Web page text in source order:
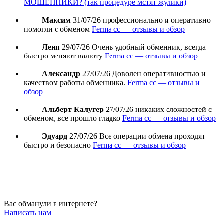
МОШЕННИКИ? (так процедуре мстят жулики)
Максим 31/07/26 профессионально и оперативно
помогли с обменом Ferma cc — отзывы и обзор
Леня 29/07/26 Очень удобный обменник, всегда
быстро меняют валюту Ferma cc — отзывы и обзор
Александр 27/07/26 Доволен оперативностью и
качеством работы обменника. Ferma cc — отзывы и
обзор
Альберт Калугер 27/07/26 никаких сложностей с
обменом, все прошло гладко Ferma cc — отзывы и обзор
Эдуард 27/07/26 Все операции обмена проходят
быстро и безопасно Ferma cc — отзывы и обзор
Вас обманули в интернете?
Написать нам